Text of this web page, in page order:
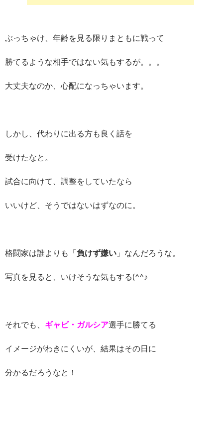
ぶっちゃけ、年齢を見る限りまともに戦って
勝てるような相手ではない気もするが。。。
大丈夫なのか、心配になっちゃいます。
しかし、代わりに出る方も良く話を
受けたなと。
試合に向けて、調整をしていたなら
いいけど、そうではないはずなのに。
格闘家は誰よりも「負けず嫌い 」なんだろうな。
写真を見ると、いけそうな気もする(^^♪
それでも、 ギャビ・ガルシア選手に勝てる
イメージがわきにくいが、結果はその日に
分かるだろうなと！